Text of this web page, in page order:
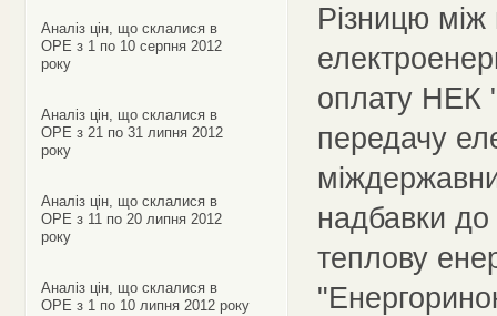
Аналіз цін, що склалися в
ОРЕ з 1 по 10 серпня 2012
року
Аналіз цін, що склалися в
ОРЕ з 21 по 31 липня 2012
року
Аналіз цін, що склалися в
ОРЕ з 11 по 20 липня 2012
року
Аналіз цін, що склалися в
ОРЕ з 1 по 10 липня 2012 року
Різницю між
оплату НЕК
передачу
надбавки
теплову